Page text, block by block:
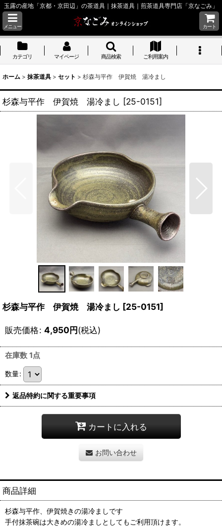
玉露の産地「京都・京田辺」の茶道具｜抹茶道具｜煎茶道具専門店「京なごみ」
メニュー カート
カテゴリ マイページ 商品検索 ご利用案内
ホーム > 抹茶道具 > セット > 杉森与平作 伊賀焼 湯冷まし
杉森与平作 伊賀焼 湯冷まし [25-0151]
杉森与平作 伊賀焼 湯冷まし [25-0151]
販売価格: 4,950円(税込)
在庫数 1点
数量:
返品特約に関する重要事項
カートに入れる
お問い合わせ
商品詳細
杉森与平作、伊賀焼きの湯冷ましです
手付抹茶碗は大きめの湯冷ましとしてもご利用頂けます。